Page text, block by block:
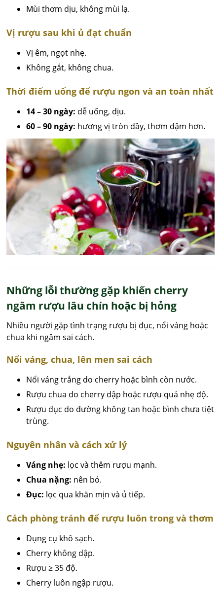
Mùi thơm dịu, không mùi lạ.
Vị rượu sau khi ủ đạt chuẩn
Vị êm, ngọt nhẹ.
Không gắt, không chua.
Thời điểm uống để rượu ngon và an toàn nhất
14 – 30 ngày: dễ uống, dịu.
60 – 90 ngày: hương vị tròn đầy, thơm đậm hơn.
Những lỗi thường gặp khiến cherry
ngâm rượu lâu chín hoặc bị hỏng
Nhiều người gặp tình trạng rượu bị đục, nổi váng hoặc
chua khi ngâm sai cách.
Nổi váng, chua, lên men sai cách
Nổi váng trắng do cherry hoặc bình còn nước.
Rượu chua do cherry dập hoặc rượu quá nhẹ độ.
Rượu đục do đường không tan hoặc bình chưa tiệt
trùng.
Nguyên nhân và cách xử lý
Váng nhẹ: lọc và thêm rượu mạnh.
Chua nặng: nên bỏ.
Đục: lọc qua khăn mịn và ủ tiếp.
Cách phòng tránh để rượu luôn trong và thơm
Dụng cụ khô sạch.
Cherry không dập.
Rượu ≥ 35 độ.
Cherry luôn ngập rượu.